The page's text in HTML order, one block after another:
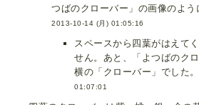
つばのクローバー」の画像のよ
2013-10-14 (月) 01:05:16
スペースから四葉がはえて
せん。あと、「よつばのク
横の「クローバー」でした
01:07:01